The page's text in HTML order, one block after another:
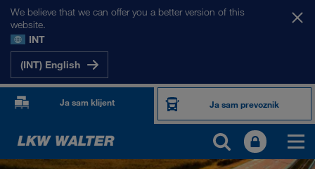
We believe that we can offer you a better version of this
website.
INT
(INT) English
Ja sam klijent Ja sam prevoznik